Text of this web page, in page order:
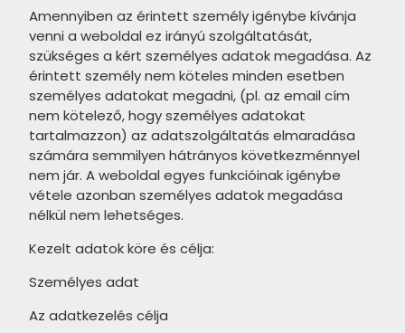
PARADYZ Sunlight Sand
termékcsalád
PARADYZ Fancy termékcsalád
PARADYZ Porcelano termékcsalád
PARADYZ Afternoon termékcsalád
PARADYZ Woodskin termékcsalád
PARADYZ Pure City termékcsalád
PARADYZ Hope termékcsalád
PARADYZ Effect termékcsalád
PARADYZ Morning termékcsalád
TUBADZIN Grey Pulpis
termékcsalád
TUBADZIN Amber Vein
termékcsalád
TUBADZIN Balance Stone
termékcsalád
ARTÉ Luno termékcsalád
ARTÉ Shellstone White
termékcsalád
ARTÉ Nakano termékcsalád
ARTÉ Valerie termékcsalád
Amennyiben az érintett személy igénybe kívánja
venni a weboldal ez irányú szolgáltatását,
szükséges a kért személyes adatok megadása. Az
érintett személy nem köteles minden esetben
személyes adatokat megadni, (pl. az email cím
nem kötelező, hogy személyes adatokat
tartalmazzon) az adatszolgáltatás elmaradása
számára semmilyen hátrányos következménnyel
nem jár. A weboldal egyes funkcióinak igénybe
vétele azonban személyes adatok megadása
nélkül nem lehetséges.
Kezelt adatok köre és célja:
Személyes adat
Az adatkezelés célja